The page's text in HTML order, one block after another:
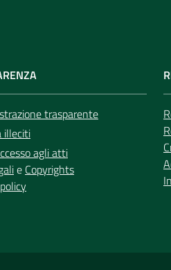
trasparente
illeciti
agli atti
e Copyrights